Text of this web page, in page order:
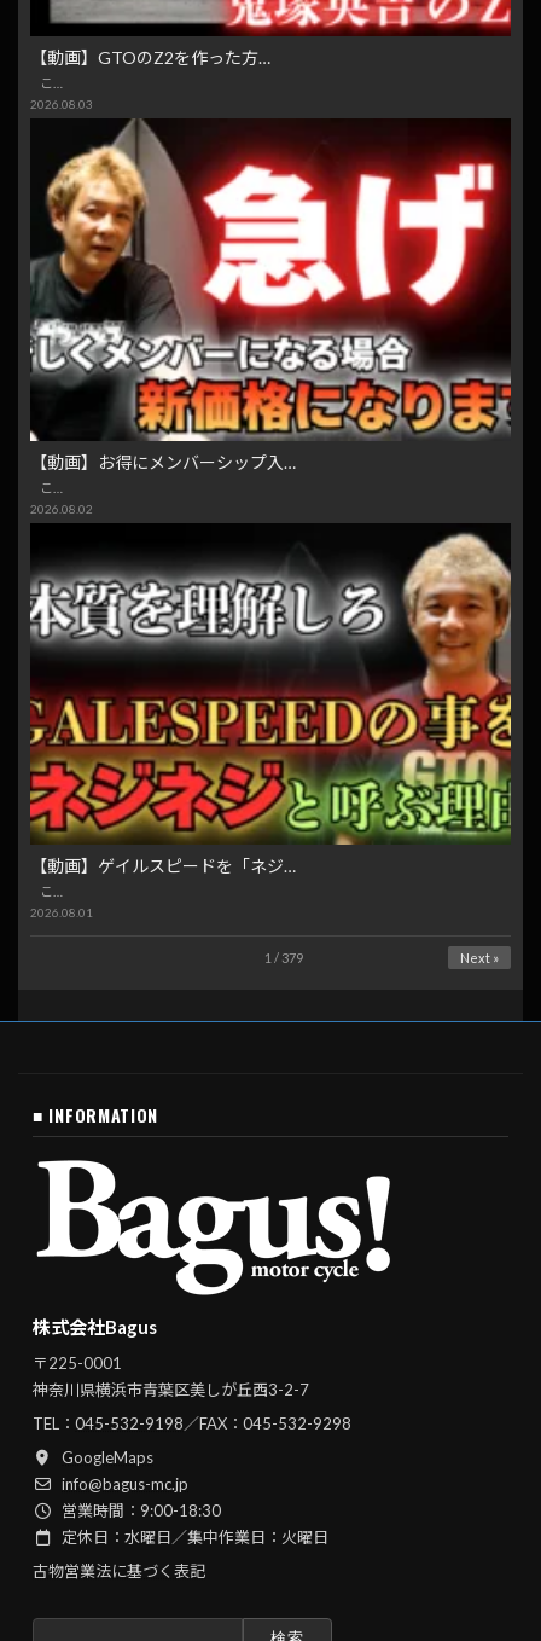
【動画】GTOのZ2を作った方…
こ…
2026.08.03
【動画】お得にメンバーシップ入…
こ…
2026.08.02
【動画】ゲイルスピードを「ネジ…
こ…
2026.08.01
1 / 379 Next »
■ INFORMATION
株式会社Bagus
〒225-0001
神奈川県横浜市青葉区美しが丘西3-2-7
TEL： 045-532-9198／FAX：045-532-9298
GoogleMaps
info@bagus-mc.jp
営業時間：9:00-18:30
定休日：水曜日／集中作業日：火曜日
古物営業法に基づく表記